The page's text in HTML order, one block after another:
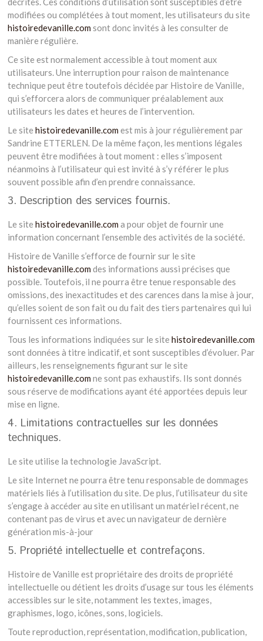
modifiées ou complétées à tout moment, les utilisateurs du site
histoiredevanille.com sont donc invités à les consulter de
manière régulière.
Ce site est normalement accessible à tout moment aux
utilisateurs. Une interruption pour raison de maintenance
technique peut être toutefois décidée par Histoire de Vanille,
qui s’efforcera alors de communiquer préalablement aux
utilisateurs les dates et heures de l’intervention.
Le sitehistoiredevanille.com est mis à jour régulièrement par
Sandrine ETTERLEN. De la même façon, les mentions légales
peuvent être modifiées à tout moment : elles s’imposent
néanmoins à l’utilisateur qui est invité à s’y référer le plus
souvent possible afin d’en prendre connaissance.
3. Description des services fournis.
Le sitehistoiredevanille.com a pour objet de fournir une
information concernant l’ensemble des activités de la société.
Histoire de Vanille s’efforce de fournir sur le site
histoiredevanille.com des informations aussi précises que
possible. Toutefois, il ne pourra être tenue responsable des
omissions, des inexactitudes et des carences dans la mise à jour,
qu’elles soient de son fait ou du fait des tiers partenaires qui lui
fournissent ces informations.
Tous les informations indiquées sur le sitehistoiredevanille.com
sont données à titre indicatif, et sont susceptibles d’évoluer. Par
ailleurs, les renseignements figurant sur le site
histoiredevanille.com ne sont pas exhaustifs. Ils sont donnés
sous réserve de modifications ayant été apportées depuis leur
mise en ligne.
4. Limitations contractuelles sur les données
techniques.
Le site utilise la technologie JavaScript.
Le site Internet ne pourra être tenu responsable de dommages
matériels liés à l’utilisation du site. De plus, l’utilisateur du site
s’engage à accéder au site en utilisant un matériel récent, ne
contenant pas de virus et avec un navigateur de dernière
génération mis-à-jour
5. Propriété intellectuelle et contrefaçons.
Histoire de Vanille est propriétaire des droits de propriété
intellectuelle ou détient les droits d’usage sur tous les éléments
accessibles sur le site, notamment les textes, images,
graphismes, logo, icônes, sons, logiciels.
Toute reproduction, représentation, modification, publication,